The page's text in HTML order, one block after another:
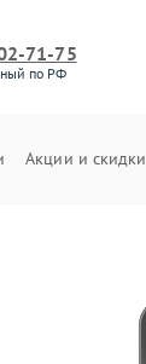
71-75
по РФ
Акции и скидки